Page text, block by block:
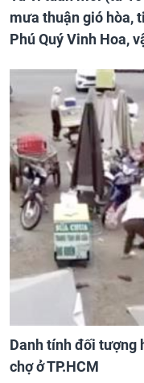
mưa thuận gió hòa,
Phú Quý Vinh Hoa,
Danh tính đối tượng
chợ ở TP.HCM